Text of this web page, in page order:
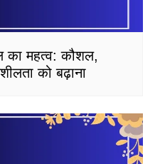
का महत्व: कौशल,
को बढ़ाना